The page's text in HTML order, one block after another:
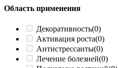
Область применения
Декоративность(0)
Активация роста(0)
Антистрессанты(0)
Лечение болезней(0)